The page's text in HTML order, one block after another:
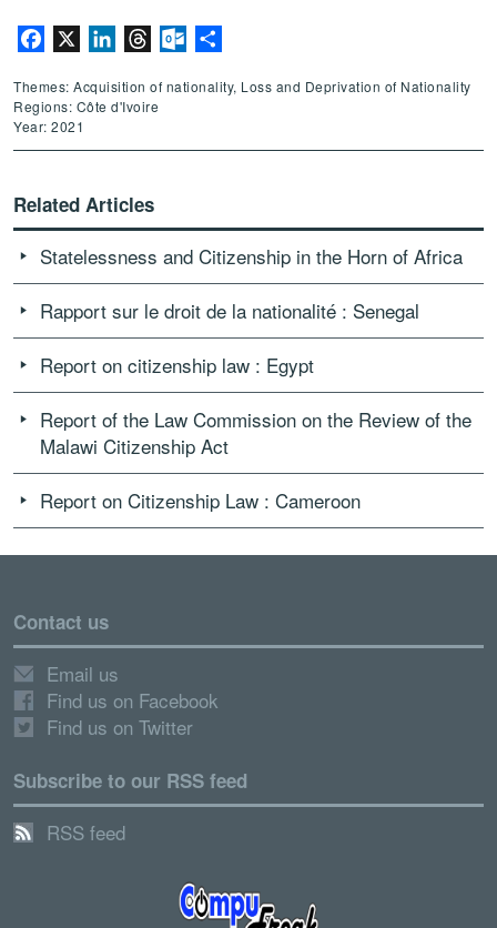
Facebook LinkedInThreadsOutlook.com
Themes: Acquisition of nationality, Loss and Deprivation of Nationality
Regions: Côte d'Ivoire
Year: 2021
Related Articles
Statelessness and Citizenship in the Horn of Africa
Rapport sur le droit de la nationalité : Senegal
Report on citizenship law : Egypt
Report of the Law Commission on the Review of the
Malawi Citizenship Act
Report on Citizenship Law : Cameroon
Contact us
Email us
Find us on Facebook
Find us on Twitter
Subscribe to our RSS feed
RSS feed